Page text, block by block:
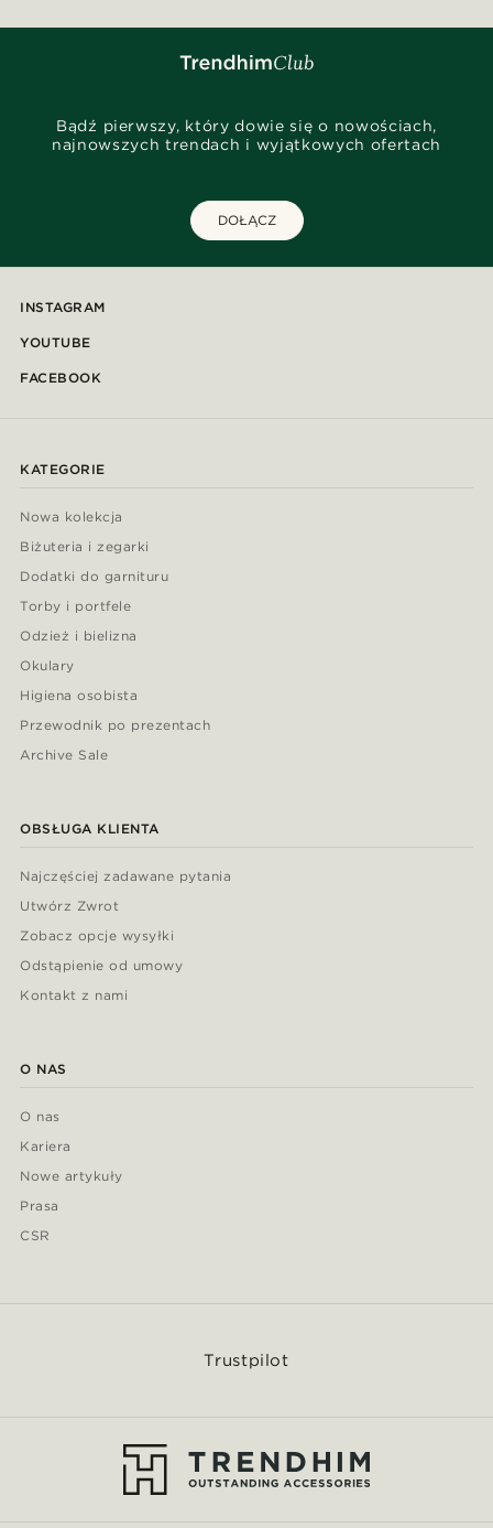
Bądź pierwszy, który dowie się o nowościach,
najnowszych trendach i wyjątkowych ofertach
DOŁĄCZ
INSTAGRAM
YOUTUBE
FACEBOOK
KATEGORIE
Nowa kolekcja
Biżuteria i zegarki
Dodatki do garnituru
Torby i portfele
Odzież i bielizna
Okulary
Higiena osobista
Przewodnik po prezentach
Archive Sale
OBSŁUGA KLIENTA
Najczęściej zadawane pytania
Utwórz Zwrot
Zobacz opcje wysyłki
Odstąpienie od umowy
Kontakt z nami
O NAS
O nas
Kariera
Nowe artykuły
Prasa
CSR
Trustpilot